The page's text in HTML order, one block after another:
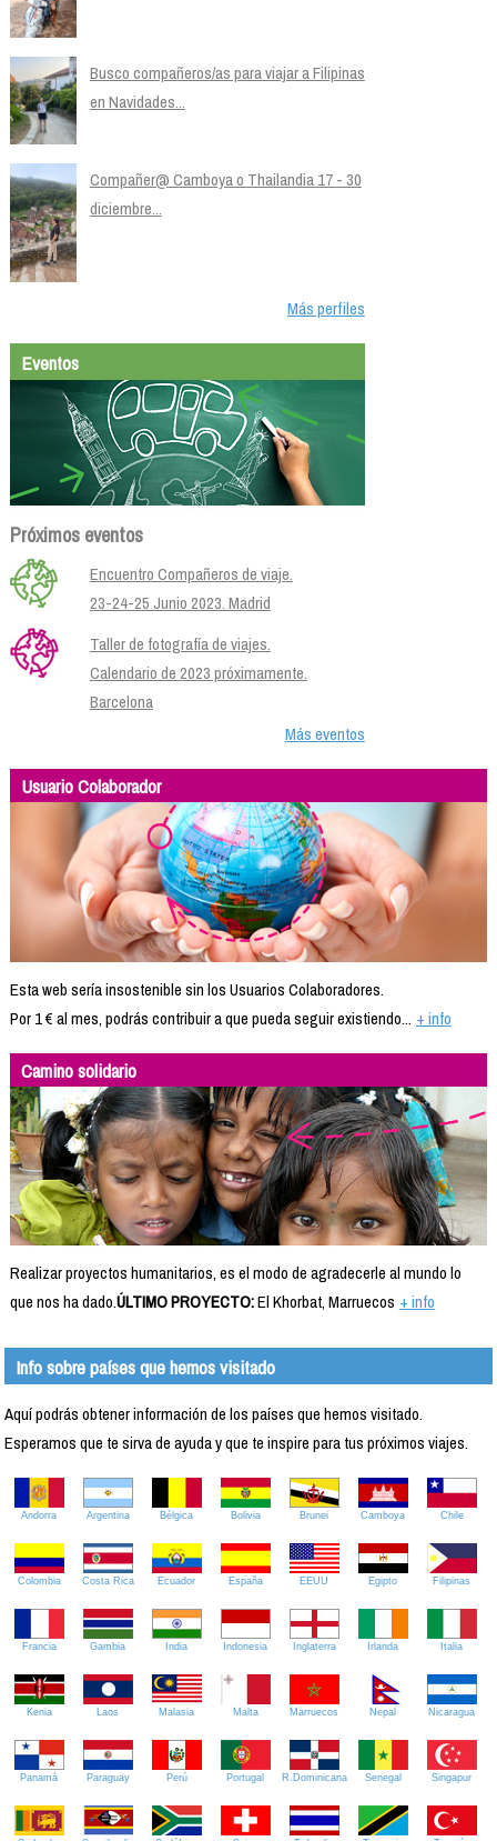
Busco compañeros/as para viajar a Filipinas
en Navidades...
Compañer@ Camboya o Thailandia 17 - 30
diciembre...
Más perfiles
Eventos
Próximos eventos
Encuentro Compañeros de viaje.
23-24-25 Junio 2023. Madrid
Taller de fotografía de viajes.
Calendario de 2023 próximamente.
Barcelona
Más eventos
Usuario Colaborador
Esta web sería insostenible sin los Usuarios Colaboradores.
Por 1 € al mes, podrás contribuir a que pueda seguir existiendo... + info
Camino solidario
Realizar proyectos humanitarios, es el modo de agradecerle al mundo lo
que nos ha dado.ÚLTIMO PROYECTO:El Khorbat, Marruecos + info
Info sobre países que hemos visitado
Aquí podrás obtener información de los países que hemos visitado.
Esperamos que te sirva de ayuda y que te inspire para tus próximos viajes.
Andorra Argentina Bélgica Bolivia Brunei Camboya Chile
Colombia Costa Rica Ecuador España EEUU Egipto Filipinas
Francia Gambia India Indonesia Inglaterra Irlanda Italia
Kenia Laos Malasia Malta Marruecos Nepal Nicaragua
Panamá Paraguay Perú Portugal R.Dominicana Senegal Singapur